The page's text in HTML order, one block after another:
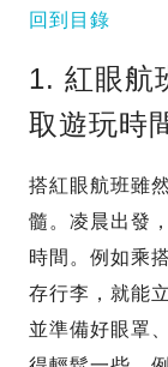
回到目錄
1. 紅眼航
取遊玩時
搭紅眼航班雖
髓。凌晨出發
時間。例如乘
存行李，就能
並準備好眼罩